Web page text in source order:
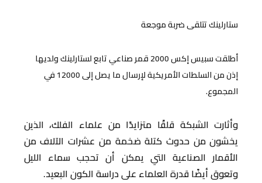
ستارلينك تتلقى ضربة موجعة
أطلقت سبيس إكس 2000 قمر صناعي تابع لستارلينك ولديها
إذن من السلطات الأمريكية لإرسال ما يصل إلى 12000 في
المجموع.
وأثارت الشبكة قلقًا متزايدًا من علماء الفلك، الذين
يخشون من حدوث كتلة ضخمة من عشرات الآلاف من
الأقمار الصناعية التي يمكن أن تحجب سماء الليل
وتعوق أيضًا قدرة العلماء على دراسة الكون البعيد.